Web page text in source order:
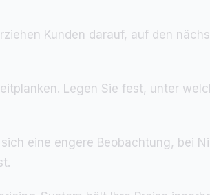
Kunden darauf, auf den
Legen Sie fest, unter
eine engere Beobachtung, bei